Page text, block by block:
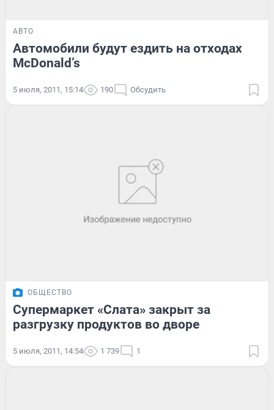
АВТО
Автомобили будут ездить на отходах
McDonald’s
5 июля, 2011, 15:14 190 Обсудить
ОБЩЕСТВО
Супермаркет «Слата» закрыт за
разгрузку продуктов во дворе
5 июля, 2011, 14:54 1 739 1